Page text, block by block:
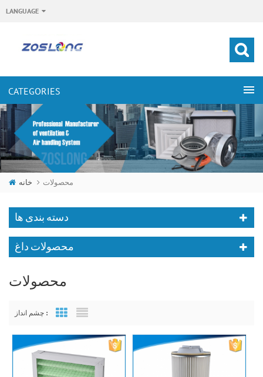
LANGUAGE
خانه محصولات
دسته بندی ها
محصولات داغ
محصولات
چشم انداز : Grid View